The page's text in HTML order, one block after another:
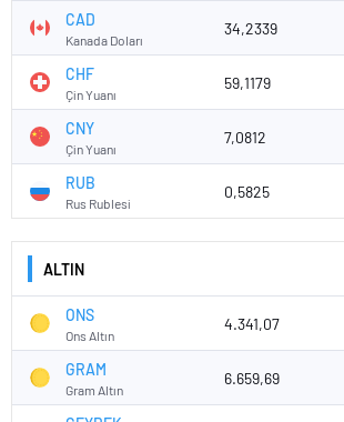
CAD
Kanada Doları
34,2339
CHF
Çin Yuanı
59,1179
CNY
Çin Yuanı
7,0812
RUB
Rus Rublesi
0,5825
ALTIN
ONS
Ons Altın
4.341,07
GRAM
Gram Altın
6.659,69